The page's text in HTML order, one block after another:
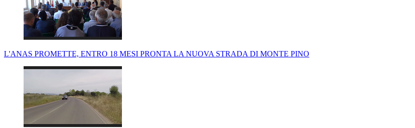
L'ANAS PROMETTE, ENTRO 18 MESI PRONTA LA NUOVA STRADA DI MONTE PINO